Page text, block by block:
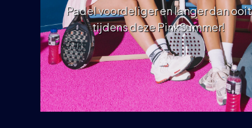
Padel voordeliger en langer dan ooit
tijdens deze PinkSummer!